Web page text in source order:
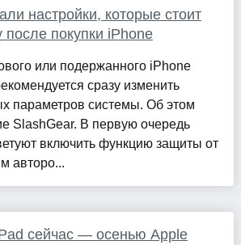
настройки, которые стоит
после покупки iPhone
или подержанного iPhone
сразу изменить
параметров системы. Об этом
SlashGear. В первую очередь
включить функцию защиты от
авторо...
сейчас — осенью Apple